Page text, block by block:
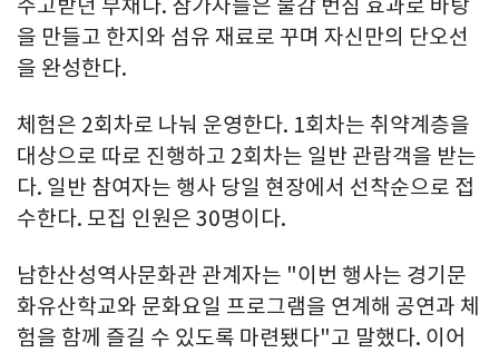
을 만들고 한지와 섬유 재료로 꾸며 자신만의 단오선
을 완성한다.
체험은 2회차로 나눠 운영한다. 1회차는 취약계층을
대상으로 따로 진행하고 2회차는 일반 관람객을 받는
다. 일반 참여자는 행사 당일 현장에서 선착순으로 접
수한다. 모집 인원은 30명이다.
남한산성역사문화관 관계자는 "이번 행사는 경기문
화유산학교와 문화요일 프로그램을 연계해 공연과 체
험을 함께 즐길 수 있도록 마련됐다"고 말했다. 이어